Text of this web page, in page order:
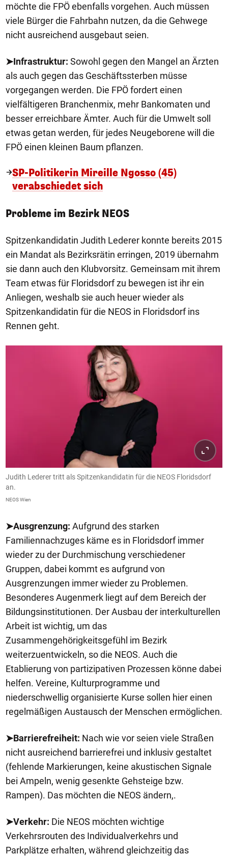
möchte die FPÖ ebenfalls vorgehen. Auch müssen
viele Bürger die Fahrbahn nutzen, da die Gehwege
nicht ausreichend ausgebaut seien.
➤Infrastruktur: Sowohl gegen den Mangel an Ärzten
als auch gegen das Geschäftssterben müsse
vorgegangen werden. Die FPÖ fordert einen
vielfältigeren Branchenmix, mehr Bankomaten und
besser erreichbare Ämter. Auch für die Umwelt soll
etwas getan werden, für jedes Neugeborene will die
FPÖ einen kleinen Baum pflanzen.
SP-Politikerin Mireille Ngosso (45)
verabschiedet sich
Probleme im Bezirk NEOS
Spitzenkandidatin Judith Lederer konnte bereits 2015
ein Mandat als Bezirksrätin erringen, 2019 übernahm
sie dann auch den Klubvorsitz. Gemeinsam mit ihrem
Team etwas für Floridsdorf zu bewegen ist ihr ein
Anliegen, weshalb sie auch heuer wieder als
Spitzenkandidatin für die NEOS in Floridsdorf ins
Rennen geht.
Judith Lederer tritt als Spitzenkandidatin für die NEOS Floridsdorf
an.
NEOS Wien
➤Ausgrenzung: Aufgrund des starken
Familiennachzuges käme es in Floridsdorf immer
wieder zu der Durchmischung verschiedener
Gruppen, dabei kommt es aufgrund von
Ausgrenzungen immer wieder zu Problemen.
Besonderes Augenmerk liegt auf dem Bereich der
Bildungsinstitutionen. Der Ausbau der interkulturellen
Arbeit ist wichtig, um das
Zusammengehörigkeitsgefühl im Bezirk
weiterzuentwickeln, so die NEOS. Auch die
Etablierung von partizipativen Prozessen könne dabei
helfen. Vereine, Kulturprogramme und
niederschwellig organisierte Kurse sollen hier einen
regelmäßigen Austausch der Menschen ermöglichen.
➤Barrierefreiheit: Nach wie vor seien viele Straßen
nicht ausreichend barrierefrei und inklusiv gestaltet
(fehlende Markierungen, keine akustischen Signale
bei Ampeln, wenig gesenkte Gehsteige bzw.
Rampen). Das möchten die NEOS ändern,.
➤Verkehr: Die NEOS möchten wichtige
Verkehrsrouten des Individualverkehrs und
Parkplätze erhalten, während gleichzeitig das